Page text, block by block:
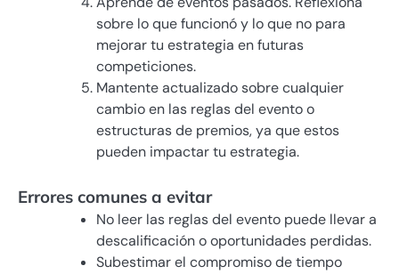
sobre lo que funcionó y lo que no para
mejorar tu estrategia en futuras
competiciones.
Mantente actualizado sobre cualquier
cambio en las reglas del evento o
estructuras de premios, ya que estos
pueden impactar tu estrategia.
Errores comunes a evitar
No leer las reglas del evento puede llevar a
descalificación o oportunidades perdidas.
Subestimar el compromiso de tiempo